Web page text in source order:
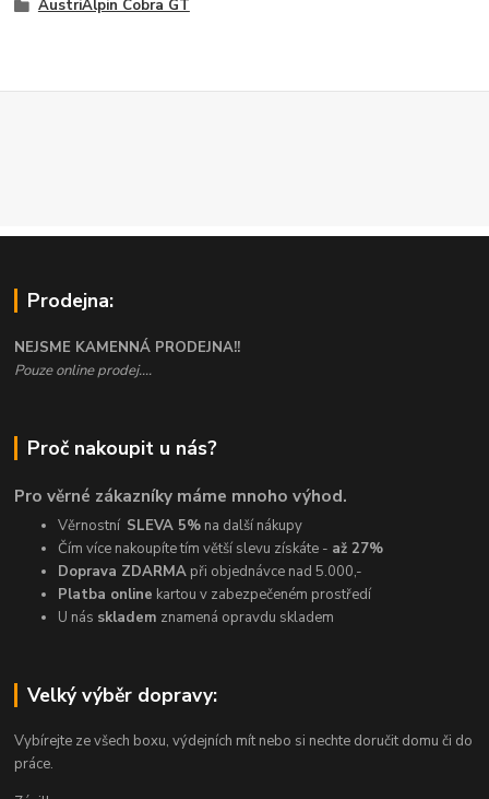
AustriAlpin Cobra GT
Prodejna:
NEJSME KAMENNÁ PRODEJNA!!
Pouze online prodej....
Proč nakoupit u nás?
Pro věrné zákazníky máme mnoho výhod.
Věrnostní SLEVA 5% na další nákupy
Čím více nakoupíte tím větší slevu získáte - až 27%
Doprava ZDARMA při objednávce nad 5.000,-
Platba online kartou v zabezpečeném prostředí
U nás skladem znamená opravdu skladem
Velký výběr dopravy:
Vybírejte ze všech boxu, výdejních mít nebo si nechte doručit domu či do
práce.